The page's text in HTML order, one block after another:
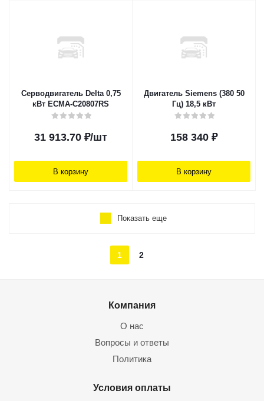
Серводвигатель Delta 0,75
кВт ECMA-C20807RS
31 913.70 ₽/шт
В корзину
Двигатель Siemens (380 50
Гц) 18,5 кВт
158 340 ₽
В корзину
Показать еще
1 2
Компания
О нас
Вопросы и ответы
Политика
Условия оплаты